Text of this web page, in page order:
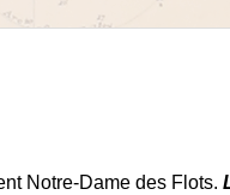
Notre-Dame des Flots.